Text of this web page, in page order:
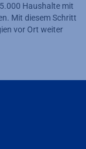
Haushalte mit
Mit diesem Schritt
vor Ort weiter